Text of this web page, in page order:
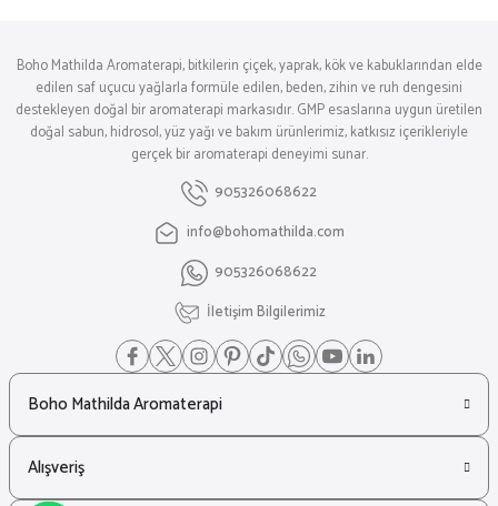
Boho Mathilda Aromaterapi, bitkilerin çiçek, yaprak, kök ve kabuklarından elde
edilen saf uçucu yağlarla formüle edilen, beden, zihin ve ruh dengesini
destekleyen doğal bir aromaterapi markasıdır. GMP esaslarına uygun üretilen
doğal sabun, hidrosol, yüz yağı ve bakım ürünlerimiz, katkısız içerikleriyle
gerçek bir aromaterapi deneyimi sunar.
905326068622
info@bohomathilda.com
905326068622
İletişim Bilgilerimiz
Boho Mathilda Aromaterapi
Alışveriş